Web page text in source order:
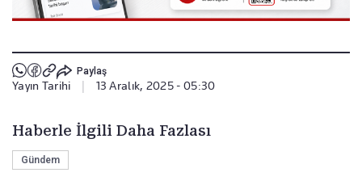
Paylaş
Yayın Tarihi 13 Aralık, 2025 - 05:30
Haberle İlgili Daha Fazlası
Gündem